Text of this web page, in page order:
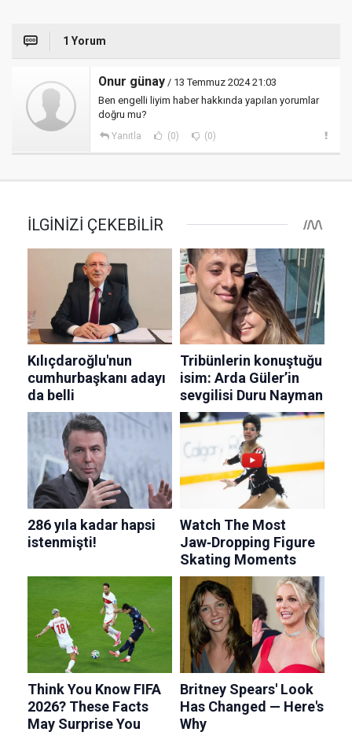
1 Yorum
Onur günay / 13 Temmuz 2024 21:03
Ben engelli liyim haber hakkında yapılan yorumlar
doğru mu?
Yanıtla (0) (0)